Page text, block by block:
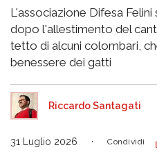
L'associazione Difesa
dopo l'allestimento del
tetto di alcuni colombari,
benessere dei gatti
Riccardo Santagati
31 Luglio 2026 Condividi